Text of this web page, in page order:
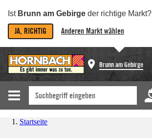
Ist Brunn am Gebirge der richtige Markt?
JA, RICHTIG Anderen Markt wählen
Brunn am Gebirge
Startseite